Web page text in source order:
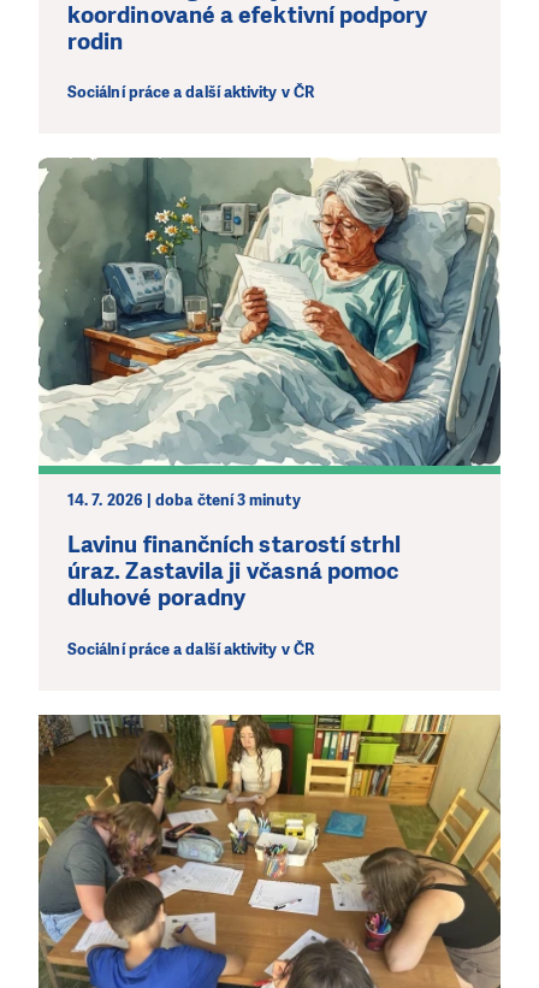
koordinované a efektivní podpory
rodin
Sociální práce a další aktivity v ČR
14. 7. 2026 | doba čtení 3 minuty
Lavinu finančních starostí strhl
úraz. Zastavila ji včasná pomoc
dluhové poradny
Sociální práce a další aktivity v ČR
LÍBÍ SE VÁM, CO DĚLÁME?
PODPOŘTE NÁS!
Abychom mohli pomáhat smysluplně, neobejdeme se
bez Vaší podpory. Ať už se nám rozhodnete pomoci
jedním darem nebo se stanete pravidelným dárcem
Klubu přátel, Vaše dary nám umožní pomoci vždy tam,
kde je to nejvíce potřeba.
DAROVAT DAROVAT PRAVIDELNĚ